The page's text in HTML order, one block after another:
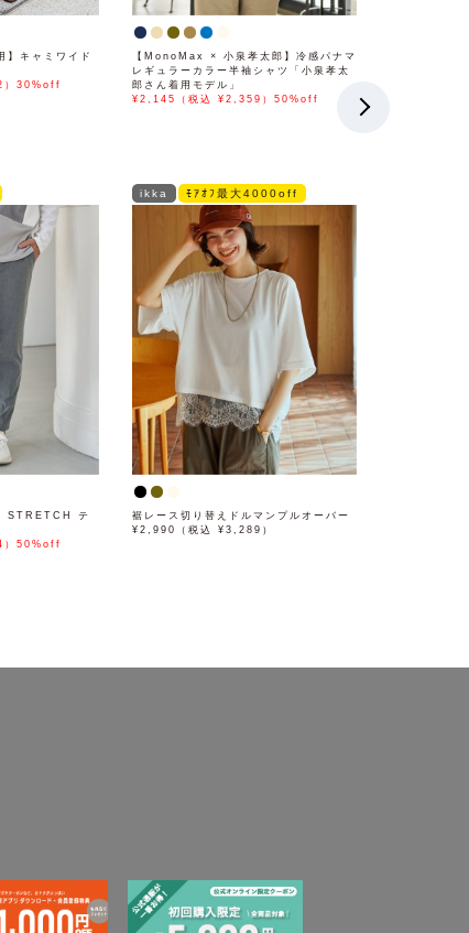
】キャミワイド
）30%off
【MonoMax × 小泉孝太郎】冷感パナマ
レギュラーカラー半袖シャツ「小泉孝太
郎さん着用モデル」
¥2,145（税込 ¥2,359）50%off
STRETCH テ
）50%off
ikka ﾓｱｵﾌ最大4000off
裾レース切り替えドルマンプルオーバー
¥2,990（税込 ¥3,289）